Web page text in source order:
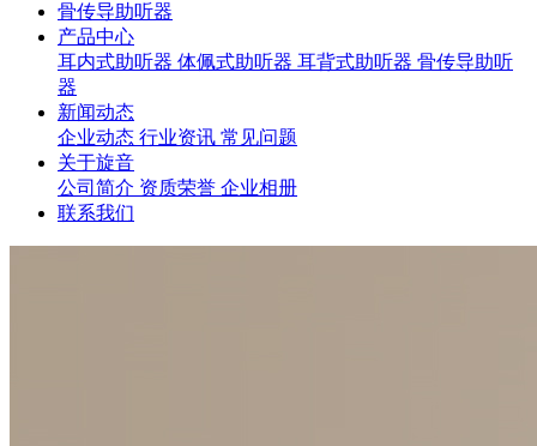
骨传导助听器
产品中心
耳内式助听器 体佩式助听器 耳背式助听器 骨传导助听
器
新闻动态
企业动态 行业资讯 常见问题
关于旋音
公司简介 资质荣誉 企业相册
联系我们